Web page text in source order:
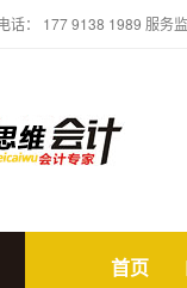
： 177 9138 1989 服务
首页